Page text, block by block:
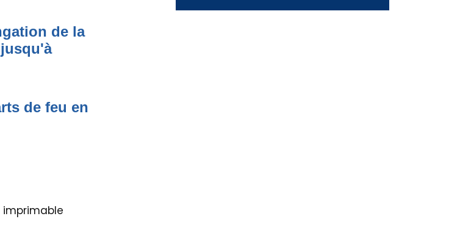
de la
de feu en
imprimable